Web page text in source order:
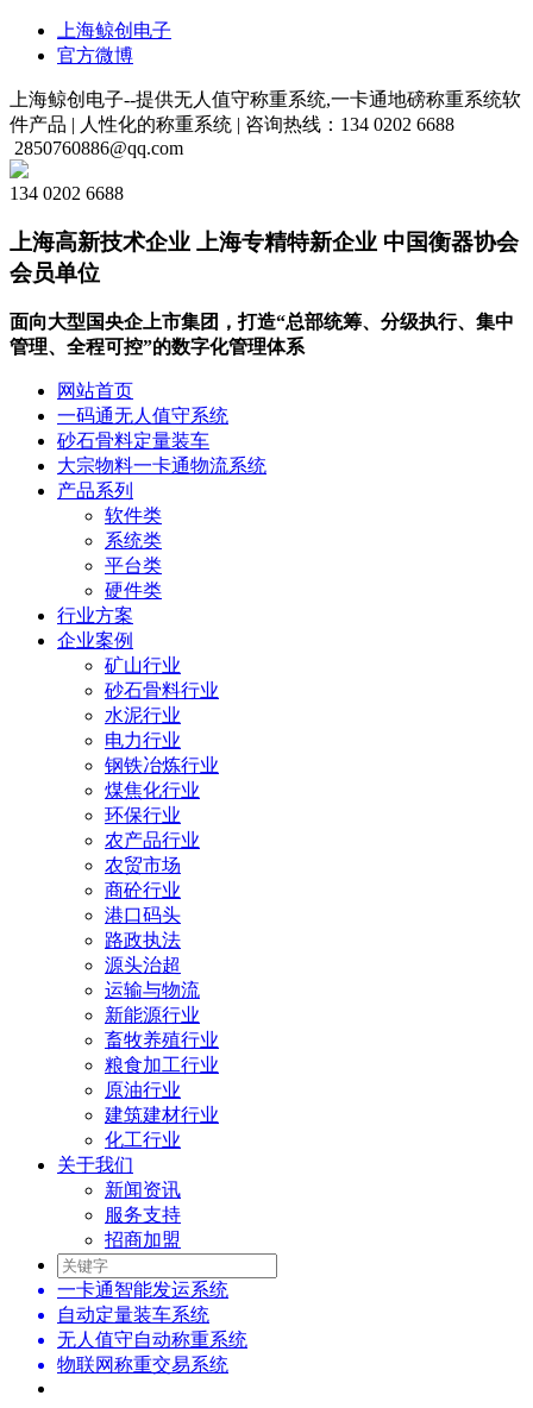
上海鲸创电子
官方微博
上海鲸创电子--提供无人值守称重系统,一卡通地磅称重系统软
件产品 | 人性化的称重系统 | 咨询热线：134 0202 6688
2850760886@qq.com
134 0202 6688
上海高新技术企业 上海专精特新企业 中国衡器协会
会员单位
面向大型国央企上市集团，打造“总部统筹、分级执行、集中
管理、全程可控”的数字化管理体系
网站首页
一码通无人值守系统
砂石骨料定量装车
大宗物料一卡通物流系统
产品系列
软件类
系统类
平台类
硬件类
行业方案
企业案例
矿山行业
砂石骨料行业
水泥行业
电力行业
钢铁冶炼行业
煤焦化行业
环保行业
农产品行业
农贸市场
商砼行业
港口码头
路政执法
源头治超
运输与物流
新能源行业
畜牧养殖行业
粮食加工行业
原油行业
建筑建材行业
化工行业
关于我们
新闻资讯
服务支持
招商加盟
一卡通智能发运系统
自动定量装车系统
无人值守自动称重系统
物联网称重交易系统